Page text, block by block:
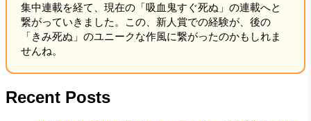
集中連載を経て、現在の「吸血鬼すぐ死ぬ」の連載へと
繋がっていきました。この、新人賞での経験が、後の
「きみ死ぬ」のユニークな作風に繋がったのかもしれま
せんね。
Recent Posts